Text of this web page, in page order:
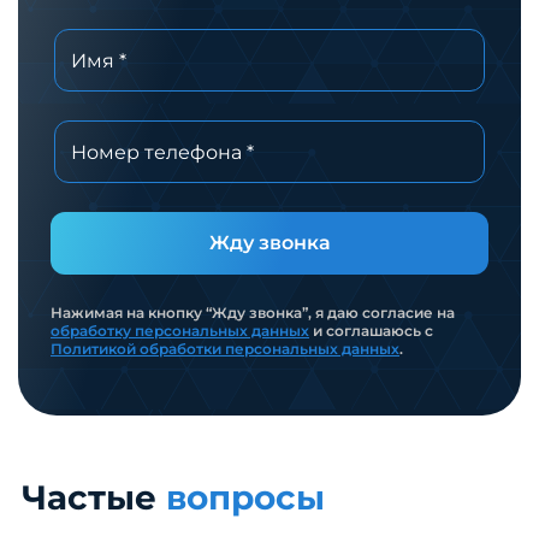
Жду звонка
Нажимая на кнопку “Жду звонка”, я даю согласие на
обработку персональных данных и соглашаюсь с
Политикой обработки персональных данных.
Частые вопросы